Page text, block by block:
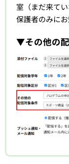
室（まだ来て
保護者のみにお
▼その他の